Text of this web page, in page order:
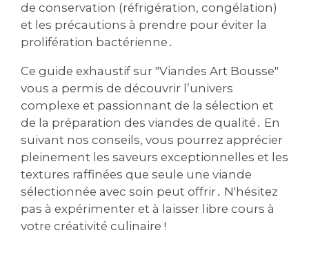
de conservation (réfrigération, congélation)
et les précautions à prendre pour éviter la
prolifération bactérienne․
Ce guide exhaustif sur "Viandes Art Bousse"
vous a permis de découvrir l’univers
complexe et passionnant de la sélection et
de la préparation des viandes de qualité․ En
suivant nos conseils, vous pourrez apprécier
pleinement les saveurs exceptionnelles et les
textures raffinées que seule une viande
sélectionnée avec soin peut offrir․ N'hésitez
pas à expérimenter et à laisser libre cours à
votre créativité culinaire !